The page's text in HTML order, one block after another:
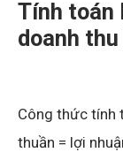
Tính toán
doanh
Công thức tính
thuần = lợi